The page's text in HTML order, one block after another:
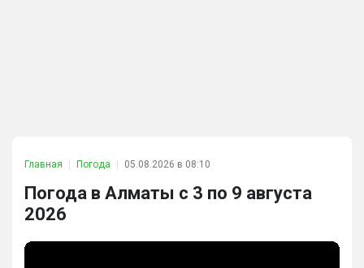
Главная Погода 05.08.2026 в 08:10
Погода в Алматы с 3 по 9 августа
2026